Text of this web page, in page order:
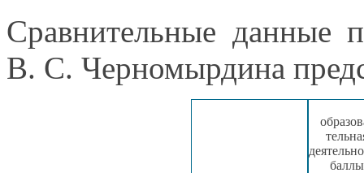
Сравнительные
В. С. Черномырдина
баллы